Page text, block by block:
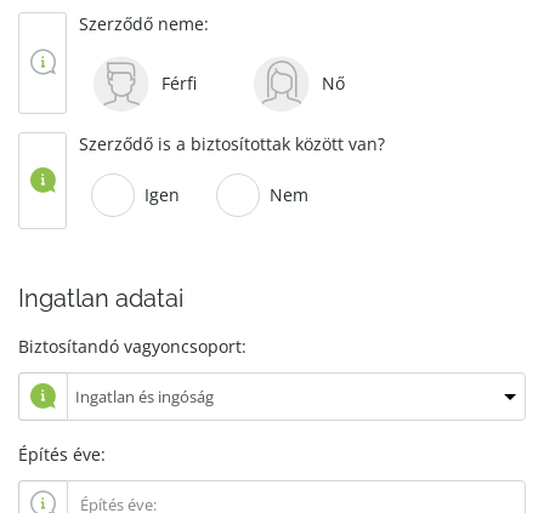
Szerződő neme:
Férfi Nő
Szerződő is a biztosítottak között van?
Igen Nem
Ingatlan adatai
Biztosítandó vagyoncsoport:
Építés éve: